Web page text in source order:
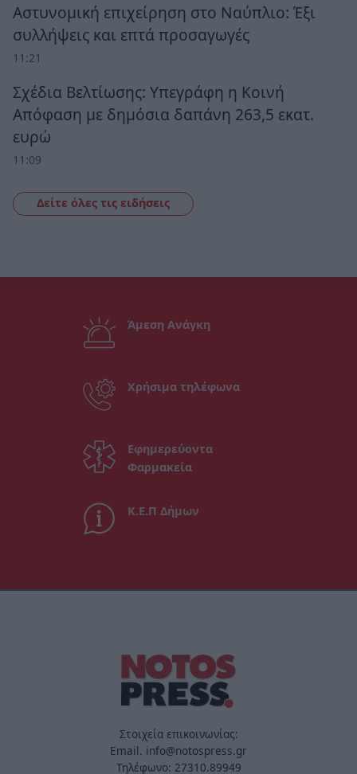
Αστυνομική επιχείρηση στο Ναύπλιο: Έξι
συλλήψεις και επτά προσαγωγές
11:21
Σχέδια Βελτίωσης: Υπεγράφη η Κοινή
Απόφαση με δημόσια δαπάνη 263,5 εκατ.
ευρώ
11:09
Δείτε όλες τις ειδήσεις
Άμεση Ανάγκη
Χρήσιμα τηλέφωνα
Εφημερεύοντα
Φαρμακεία
Κ.Ε.Π Δήμων
Στοιχεία επικοινωνίας:
Email. info@notospress.gr
Τηλέφωνο: 27310.89949